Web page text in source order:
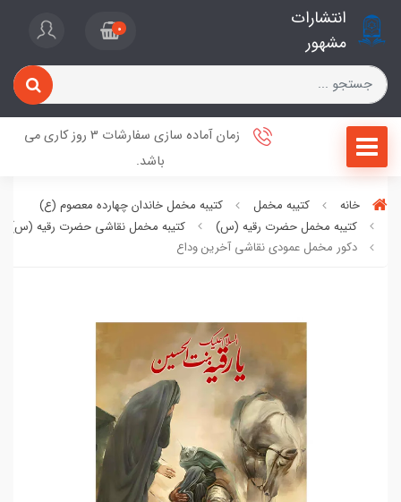
انتشارات
مشهور
0
زمان آماده سازی سفارشات 3 روز کاری می
باشد.
خانه کتیبه مخمل
کتیبه مخمل خاندان چهارده معصوم (ع)
کتیبه مخمل حضرت رقیه (س)
کتیبه مخمل نقاشی حضرت رقیه (س)
دکور مخمل عمودی نقاشی آخرین وداع